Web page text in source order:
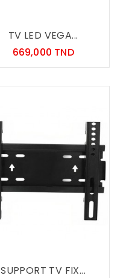
TV LED VEGA...
669,000 TNDPrix
SUPPORT TV FIX...